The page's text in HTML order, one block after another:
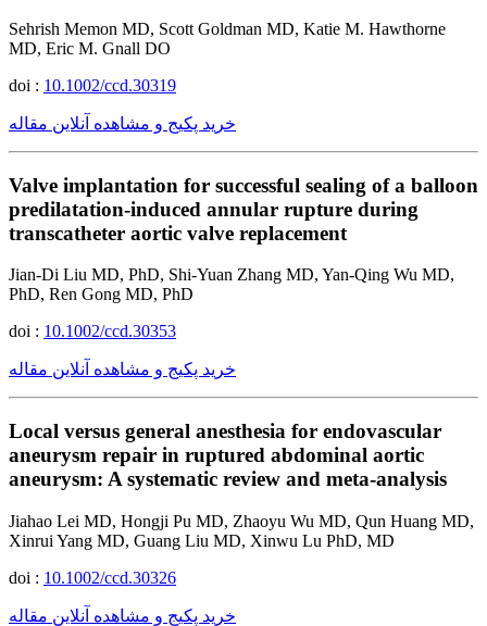
Sehrish Memon MD, Scott Goldman MD, Katie M. Hawthorne
MD, Eric M. Gnall DO
doi : 10.1002/ccd.30319
خرید پکیج و مشاهده آنلاین مقاله
Valve implantation for successful sealing of a balloon
predilatation-induced annular rupture during
transcatheter aortic valve replacement
Jian-Di Liu MD, PhD, Shi-Yuan Zhang MD, Yan-Qing Wu MD,
PhD, Ren Gong MD, PhD
doi : 10.1002/ccd.30353
خرید پکیج و مشاهده آنلاین مقاله
Local versus general anesthesia for endovascular
aneurysm repair in ruptured abdominal aortic
aneurysm: A systematic review and meta-analysis
Jiahao Lei MD, Hongji Pu MD, Zhaoyu Wu MD, Qun Huang MD,
Xinrui Yang MD, Guang Liu MD, Xinwu Lu PhD, MD
doi : 10.1002/ccd.30326
خرید پکیج و مشاهده آنلاین مقاله